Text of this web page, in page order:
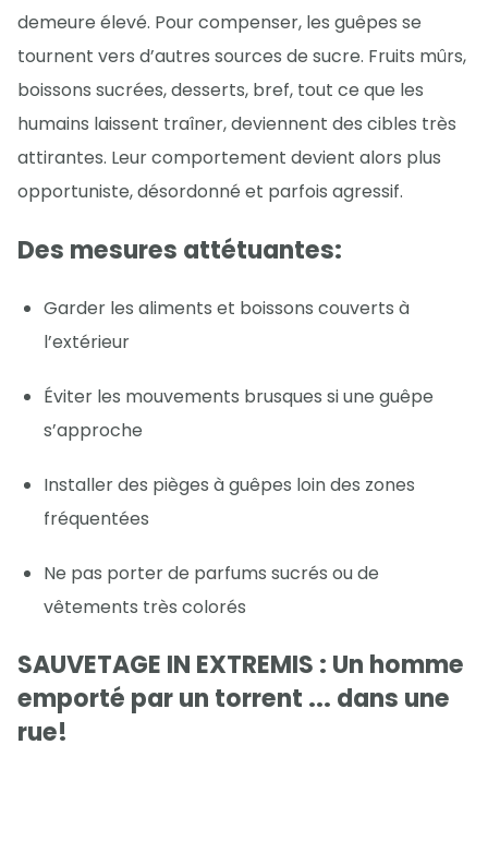
demeure élevé. Pour compenser, les guêpes se
tournent vers d’autres sources de sucre. Fruits mûrs,
boissons sucrées, desserts, bref, tout ce que les
humains laissent traîner, deviennent des cibles très
attirantes. Leur comportement devient alors plus
opportuniste, désordonné et parfois agressif.
Des mesures attétuantes:
Garder les aliments et boissons couverts à
l’extérieur
Éviter les mouvements brusques si une guêpe
s’approche
Installer des pièges à guêpes loin des zones
fréquentées
Ne pas porter de parfums sucrés ou de
vêtements très colorés
SAUVETAGE IN EXTREMIS : Un homme
emporté par un torrent ... dans une
rue!